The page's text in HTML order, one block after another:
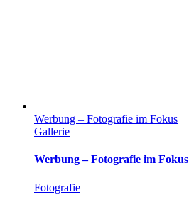
Werbung – Fotografie im Fokus
Gallerie
Werbung – Fotografie im Fokus
Fotografie